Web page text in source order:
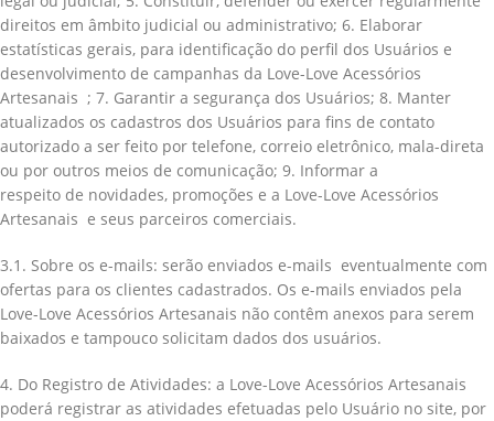
direitos em âmbito judicial ou administrativo; 6. Elaborar
estatísticas gerais, para identificação do perfil dos Usuários e
desenvolvimento de campanhas da Love-Love Acessórios
Artesanais ; 7. Garantir a segurança dos Usuários; 8. Manter
atualizados os cadastros dos Usuários para fins de contato
autorizado a ser feito por telefone, correio eletrônico, mala-direta
ou por outros meios de comunicação; 9. Informar a
respeito de novidades, promoções e a Love-Love Acessórios
Artesanais e seus parceiros comerciais.
3.1. Sobre os e-mails: serão enviados e-mails eventualmente com
ofertas para os clientes cadastrados. Os e-mails enviados pela
Love-Love Acessórios Artesanais não contêm anexos para serem
baixados e tampouco solicitam dados dos usuários.
4. Do Registro de Atividades: a Love-Love Acessórios Artesanais
poderá registrar as atividades efetuadas pelo Usuário no site, por